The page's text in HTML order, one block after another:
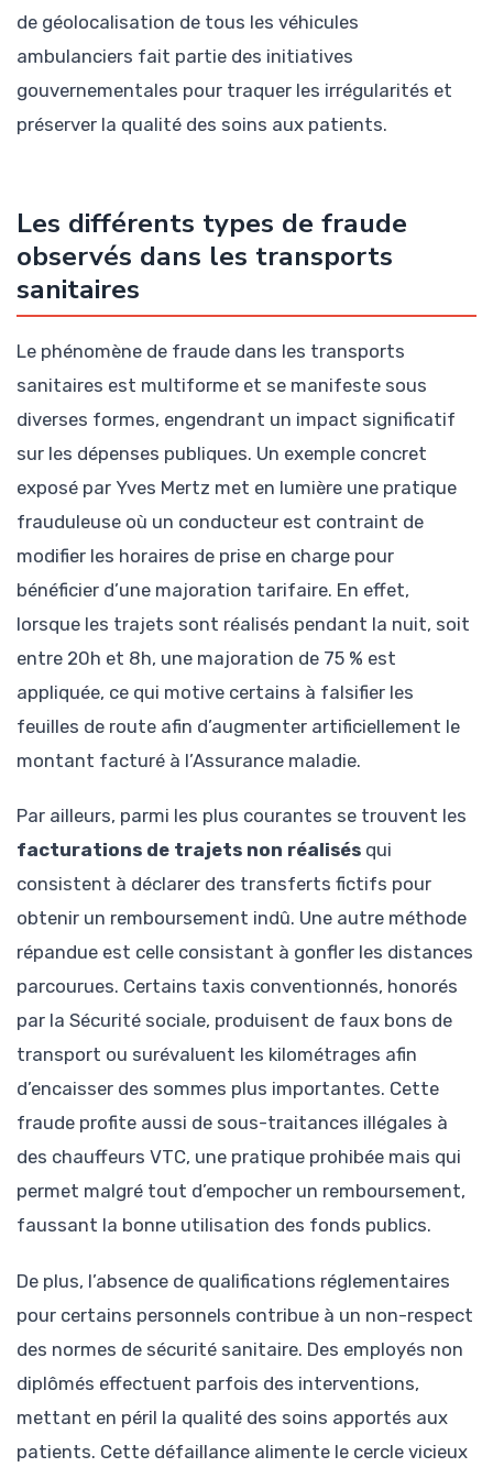
de géolocalisation de tous les véhicules
ambulanciers fait partie des initiatives
gouvernementales pour traquer les irrégularités et
préserver la qualité des soins aux patients.
Les différents types de fraude
observés dans les transports
sanitaires
Le phénomène de fraude dans les transports
sanitaires est multiforme et se manifeste sous
diverses formes, engendrant un impact significatif
sur les dépenses publiques. Un exemple concret
exposé par Yves Mertz met en lumière une pratique
frauduleuse où un conducteur est contraint de
modifier les horaires de prise en charge pour
bénéficier d’une majoration tarifaire. En effet,
lorsque les trajets sont réalisés pendant la nuit, soit
entre 20h et 8h, une majoration de 75 % est
appliquée, ce qui motive certains à falsifier les
feuilles de route afin d’augmenter artificiellement le
montant facturé à l’Assurance maladie.
Par ailleurs, parmi les plus courantes se trouvent les
facturations de trajets non réalisés qui
consistent à déclarer des transferts fictifs pour
obtenir un remboursement indû. Une autre méthode
répandue est celle consistant à gonfler les distances
parcourues. Certains taxis conventionnés, honorés
par la Sécurité sociale, produisent de faux bons de
transport ou surévaluent les kilométrages afin
d’encaisser des sommes plus importantes. Cette
fraude profite aussi de sous-traitances illégales à
des chauffeurs VTC, une pratique prohibée mais qui
permet malgré tout d’empocher un remboursement,
faussant la bonne utilisation des fonds publics.
De plus, l’absence de qualifications réglementaires
pour certains personnels contribue à un non-respect
des normes de sécurité sanitaire. Des employés non
diplômés effectuent parfois des interventions,
mettant en péril la qualité des soins apportés aux
patients. Cette défaillance alimente le cercle vicieux